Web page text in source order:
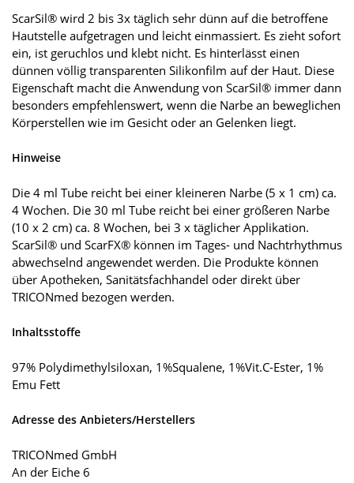
ScarSil® wird 2 bis 3x täglich sehr dünn auf die betroffene
Hautstelle aufgetragen und leicht einmassiert. Es zieht sofort
ein, ist geruchlos und klebt nicht. Es hinterlässt einen
dünnen völlig transparenten Silikonfilm auf der Haut. Diese
Eigenschaft macht die Anwendung von ScarSil® immer dann
besonders empfehlenswert, wenn die Narbe an beweglichen
Körperstellen wie im Gesicht oder an Gelenken liegt.
Hinweise
Die 4 ml Tube reicht bei einer kleineren Narbe (5 x 1 cm) ca.
4 Wochen. Die 30 ml Tube reicht bei einer größeren Narbe
(10 x 2 cm) ca. 8 Wochen, bei 3 x täglicher Applikation.
ScarSil® und ScarFX® können im Tages- und Nachtrhythmus
abwechselnd angewendet werden. Die Produkte können
über Apotheken, Sanitätsfachhandel oder direkt über
TRICONmed bezogen werden.
Inhaltsstoffe
97% Polydimethylsiloxan, 1%Squalene, 1%Vit.C-Ester, 1%
Emu Fett
Adresse des Anbieters/Herstellers
TRICONmed GmbH
An der Eiche 6